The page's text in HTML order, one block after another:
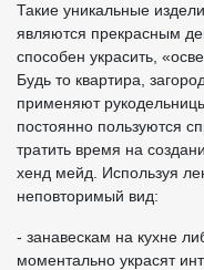
Такие уникальные
являются прекрасным
способен украсить,
Будь то квартира,
применяют
постоянно пользуются
тратить время на
хенд мейд. Используя
неповторимый вид:
- занавескам на кухне
моментально украсят